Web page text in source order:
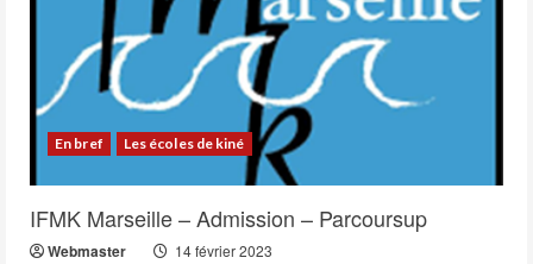
En bref Les écoles de kiné
IFMK Marseille – Admission – Parcoursup
Webmaster 14 février 2023